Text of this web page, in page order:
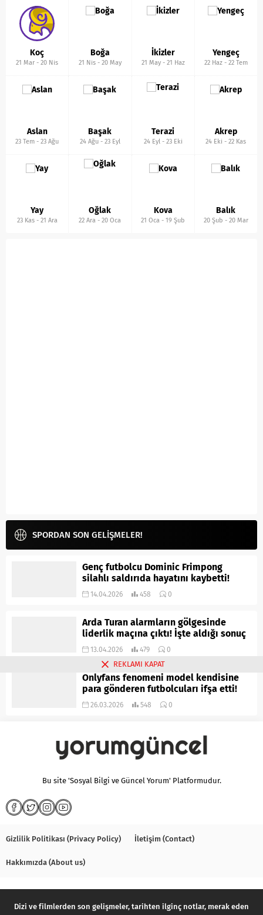
Koç
21 Mar -20 Nis
Boğa
21 Nis- 20 May
İkizler
21 May- 21 Haz
Yengeç
22 Haz- 22 Tem
Aslan
23 Tem -23 Ağu
Başak
24 Ağu- 23 Eyl
Terazi
24 Eyl - 23 Eki
Akrep
24 Eki -22 Kas
Yay
23 Kas- 21 Ara
Oğlak
22 Ara -20 Oca
Kova
21 Oca -19 Şub
Balık
20 Şub - 20 Mar
SPORDAN SON GELİŞMELER!
Genç futbolcu Dominic Frimpong
silahlı saldırıda hayatını kaybetti!
14.04.2026 458 0
Arda Turan alarmların gölgesinde
liderlik maçına çıktı! İşte aldığı sonuç
13.04.2026 479 0
Onlyfans fenomeni model kendisine
para gönderen futbolcuları ifşa etti!
26.03.2026 548 0
Bu site 'Sosyal Bilgi ve Güncel Yorum' Platformudur.
Gizlilik Politikası (Privacy Policy) İletişim (Contact)
Hakkımızda (About us)
Dizi ve filmlerden son gelişmeler, tarihten ilginç notlar, merak eden
REKLAMI KAPAT